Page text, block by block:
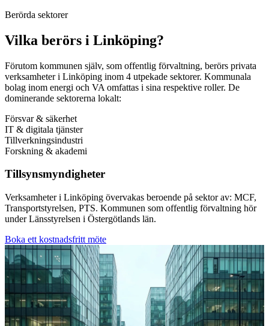
Berörda sektorer
Vilka berörs i Linköping?
Förutom kommunen själv, som offentlig förvaltning, berörs privata
verksamheter i Linköping inom 4 utpekade sektorer. Kommunala
bolag inom energi och VA omfattas i sina respektive roller. De
dominerande sektorerna lokalt:
Försvar & säkerhet
IT & digitala tjänster
Tillverkningsindustri
Forskning & akademi
Tillsynsmyndigheter
Verksamheter i Linköping övervakas beroende på sektor av: MCF,
Transportstyrelsen, PTS. Kommunen som offentlig förvaltning hör
under Länsstyrelsen i Östergötlands län.
Boka ett kostnadsfritt möte